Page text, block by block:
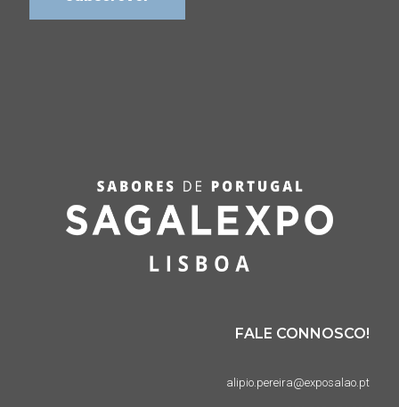
FALE CONNOSCO!
alipio.pereira@exposalao.pt